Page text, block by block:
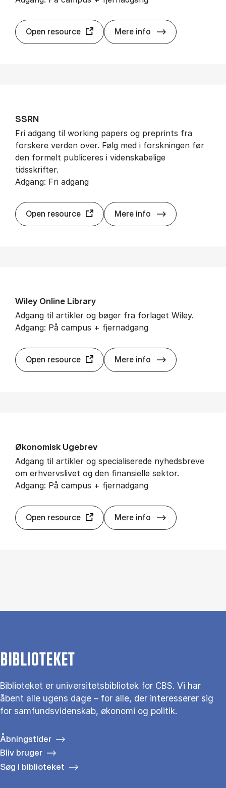
Open resource Mere info Sprin­ger­Link
SSRN
Fri adgang til working papers og preprints fra
forskere verden over. Følg med i forskningen før
den formelt publiceres i videnskabelige
tidsskrifter.
Adgang: Fri adgang
Open resource Mere info SSRN
Wiley On­li­ne Li­brary
Adgang til artikler og bøger fra forlaget Wiley.
Adgang: På campus + fjernadgang
Open resource Mere info Wiley On­li­ne
Øko­no­misk Uge­brev
Adgang til artikler og specialiserede nyhedsbreve
om erhvervslivet og den finansielle sektor.
Adgang: På campus + fjernadgang
Open resource Mere info Øko­no­misk
BIBLIOTEKET
Biblioteket er universitetsbibliotek for CBS. Vi har
åbent alle ugens dage – for alle, der interesserer sig
for samfundsvidenskab, økonomi og politik.
Åbningstider
Bliv bruger
Søg i biblioteket